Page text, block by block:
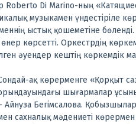
Roberto Di Marino-ның
музыкамен үндестіріле
ыстық қошеметіне бөленді.
көрсетті. Оркестрдің
әуендер кештің
ақ көрерменге «Қорқыт
шығармалар
Айнуза Бегімсалова.
сахналық мәдениеті